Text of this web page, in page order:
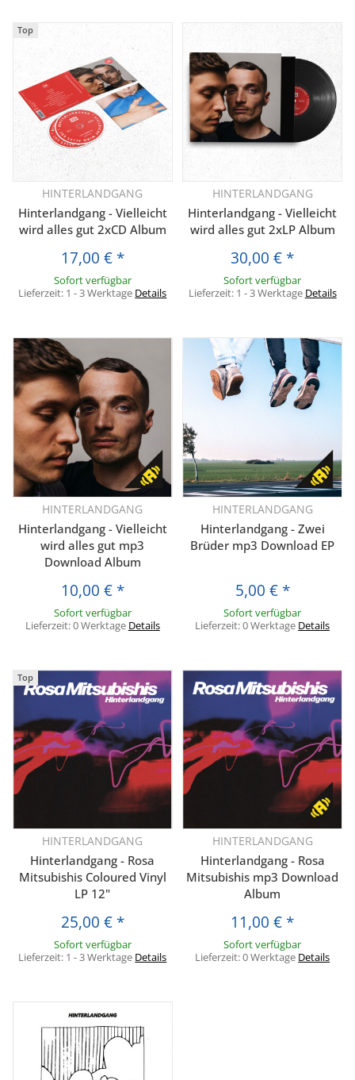
Top
HINTERLANDGANG
Hinterlandgang - Vielleicht
wird alles gut 2xCD Album
17,00 € *
Sofort verfügbar
Lieferzeit: 1 - 3 Werktage Details
HINTERLANDGANG
Hinterlandgang - Vielleicht
wird alles gut 2xLP Album
30,00 € *
Sofort verfügbar
Lieferzeit: 1 - 3 Werktage Details
HINTERLANDGANG
Hinterlandgang - Vielleicht
wird alles gut mp3
Download Album
10,00 € *
Sofort verfügbar
Lieferzeit:0 Werktage Details
HINTERLANDGANG
Hinterlandgang - Zwei
Brüder mp3 Download EP
5,00 € *
Sofort verfügbar
Lieferzeit:0 Werktage Details
Top
HINTERLANDGANG
Hinterlandgang - Rosa
Mitsubishis Coloured Vinyl
LP 12"
25,00 € *
Sofort verfügbar
Lieferzeit: 1 - 3 Werktage Details
HINTERLANDGANG
Hinterlandgang - Rosa
Mitsubishis mp3 Download
Album
11,00 € *
Sofort verfügbar
Lieferzeit:0 Werktage Details